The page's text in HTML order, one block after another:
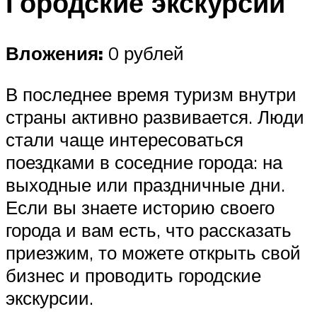
Вложения: 0 рублей
В последнее время туризм внутри
страны активно развивается. Люди
стали чаще интересоваться
поездками в соседние города: на
выходные или праздничные дни.
Если вы знаете историю своего
города и вам есть, что рассказать
приезжим, то можете открыть свой
бизнес и проводить городские
экскурсии.